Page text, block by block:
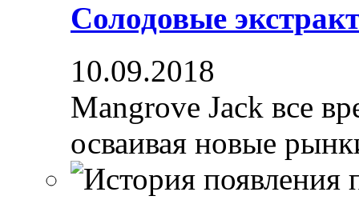
Солодовые
10.09.2018
Mangrove Jack все
осваивая новые